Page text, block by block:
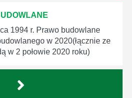
1994 r. Prawo budowlane
w 2020(łącznie ze
w 2 połowie 2020 roku)